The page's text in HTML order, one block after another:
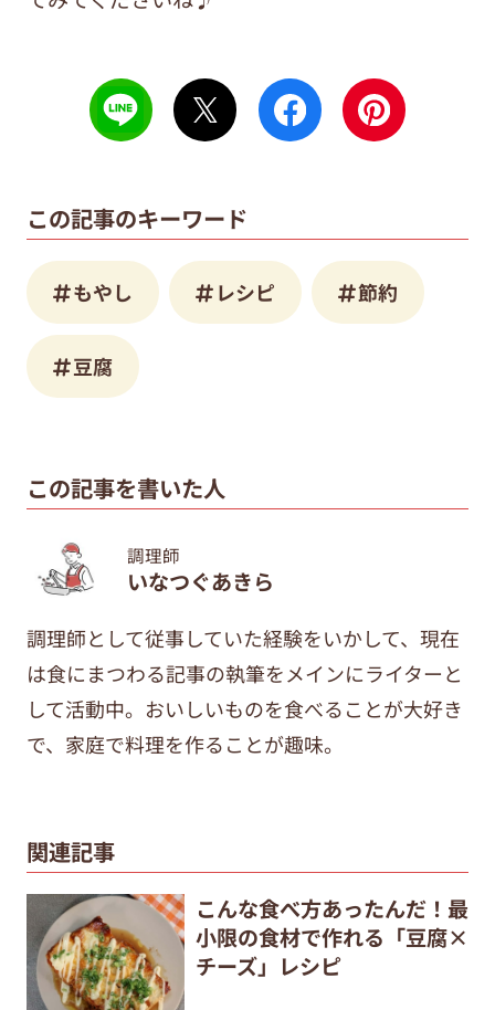
この記事のキーワード
もやし レシピ 節約
豆腐
この記事を書いた人
調理師
いなつぐあきら
調理師として従事していた経験をいかして、現在
は食にまつわる記事の執筆をメインにライターと
して活動中。おいしいものを食べることが大好き
で、家庭で料理を作ることが趣味。
関連記事
こんな食べ方あったんだ！最
小限の食材で作れる「豆腐×
チーズ」レシピ